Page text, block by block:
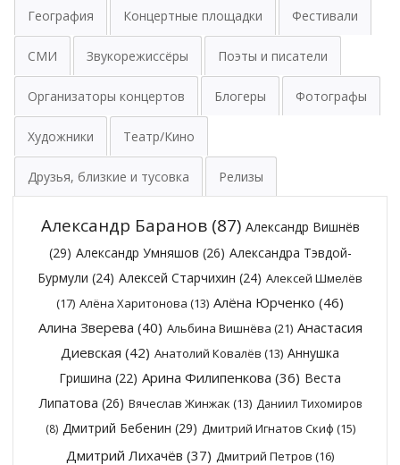
География Концертные площадки Фестивали
СМИ Звукорежиссёры Поэты и писатели
Организаторы концертов Блогеры Фотографы
Художники Театр/Кино
Друзья, близкие и тусовка Релизы
Александр Баранов(87) Александр Вишнёв
(29) Александр Умняшов (26) Александра Тэвдой-
Бурмули (24) Алексей Старчихин (24) Алексей Шмелёв
(17) Алёна Харитонова (13) Алёна Юрченко (46)
Алина Зверева (40) Альбина Вишнёва (21) Анастасия
Диевская (42) Анатолий Ковалёв (13) Аннушка
Гришина (22) Арина Филипенкова (36) Веста
Липатова (26) Вячеслав Жинжак (13) Даниил Тихомиров
(8) Дмитрий Бебенин (29) Дмитрий Игнатов Скиф (15)
Дмитрий Лихачёв (37) Дмитрий Петров (16)